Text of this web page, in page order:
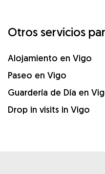
Otros servicios
Alojamiento en Vigo
Paseo en Vigo
Guardería de Día en
Drop in visits in Vigo